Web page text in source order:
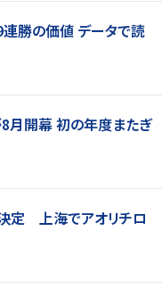
連勝の価値 データで読
8月開幕 初の年度またぎ
定 上海でアオリチロ